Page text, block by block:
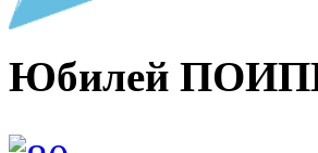
Юбилей